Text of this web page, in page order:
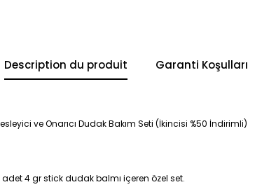
Description du produit Garanti Koşulları
ve Onarıcı Dudak Bakım Seti (İkincisi %50 İndirimli)
adet 4 gr stick dudak balmı içeren özel set.